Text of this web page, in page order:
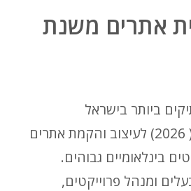
אתרים משנת
ביותר בישראל
(1998) ועד היום ( 2026) לעיצוב והקמת אתרים
בינלאומיים גבוהים.
ומנהל פרוייקטים,